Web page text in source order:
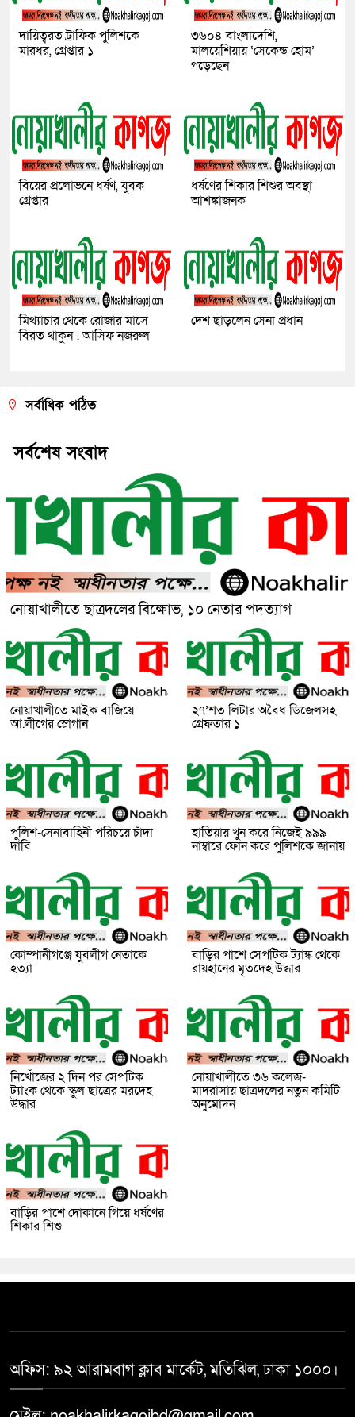
দায়িত্বরত ট্রাফিক পুলিশকে
মারধর, গ্রেপ্তার ১
৩৬০৪ বাংলাদেশি,
মালয়েশিয়ায় ‘সেকেন্ড হোম’
গড়েছেন
বিয়ের প্রলোভনে ধর্ষণ, যুবক
গ্রেপ্তার
ধর্ষণের শিকার শিশুর অবস্থা
আশঙ্কাজনক
মিথ্যাচার থেকে রোজার মাসে
বিরত থাকুন : আসিফ নজরুল
দেশ ছাড়লেন সেনা প্রধান
সর্বাধিক পঠিত
সর্বশেষ সংবাদ
নোয়াখালীতে ছাত্রদলের বিক্ষোভ, ১০ নেতার পদত্যাগ
নোয়াখালীতে মাইক বাজিয়ে
আ.লীগের স্লোগান
২৭’শত লিটার অবৈধ ডিজেলসহ
গ্রেফতার ১
পুলিশ-সেনাবাহিনী পরিচয়ে চাঁদা
দাবি
হাতিয়ায় খুন করে নিজেই ৯৯৯
নাম্বারে ফোন করে পুলিশকে জানায়
কোম্পানীগঞ্জে যুবলীগ নেতাকে
হত্যা
বাড়ির পাশে সেপটিক ট্যাঙ্ক থেকে
রায়হানের মৃতদেহ উদ্ধার
নিখোঁজের ২ দিন পর সেপটিক
ট্যাংক থেকে স্কুল ছাত্রের মরদেহ
উদ্ধার
নোয়াখালীতে ৩৬ কলেজ-
মাদরাসায় ছাত্রদলের নতুন কমিটি
অনুমোদন
বাড়ির পাশে দোকানে গিয়ে ধর্ষণের
শিকার শিশু
অফিস: ৯২ আরামবাগ ক্লাব মার্কেট, মতিঝিল, ঢাকা ১০০০।